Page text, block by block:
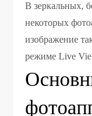
В зеркальных,
некоторых
изображение
режиме Live